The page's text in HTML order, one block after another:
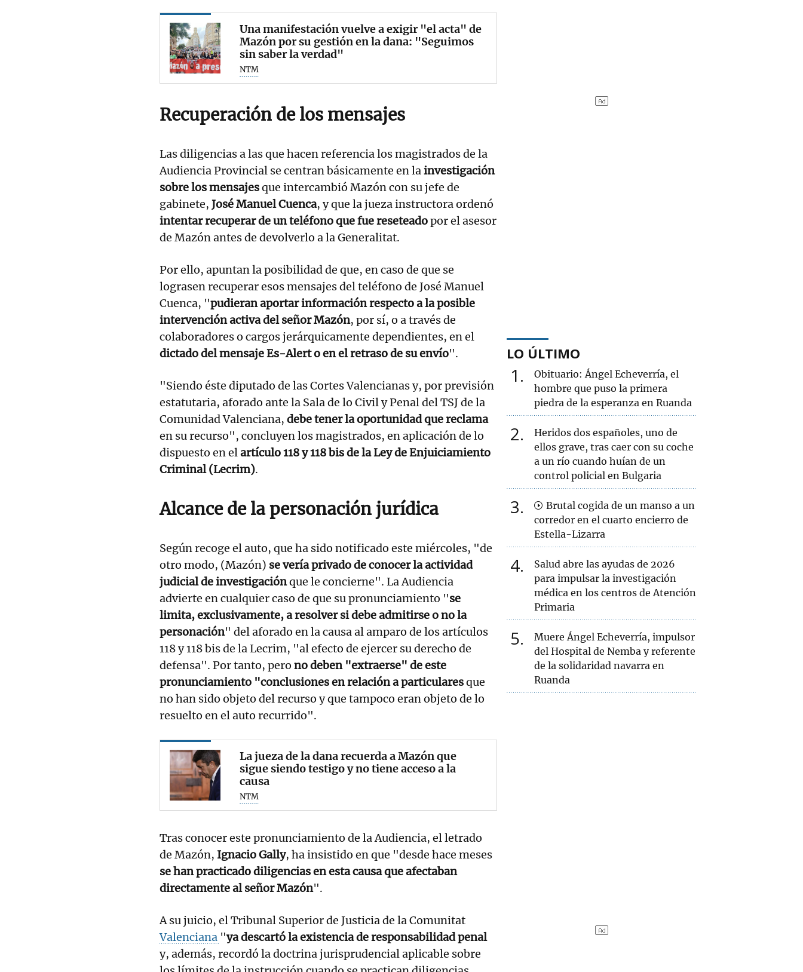
Una manifestación vuelve a exigir "el acta" de
Mazón por su gestión en la dana: "Seguimos
sin saber la verdad"
NTM
Recuperación de los mensajes
Las diligencias a las que hacen referencia los magistrados de la
Audiencia Provincial se centran básicamente en lainvestigación
sobre los mensajesque intercambió Mazón con su jefe de
gabinete, José Manuel Cuenca, y que la jueza instructora ordenó
intentar recuperar de un teléfono que fue reseteadopor el asesor
de Mazón antes de devolverlo a la Generalitat.
Por ello, apuntan la posibilidad de que, en caso de que se
lograsen recuperar esos mensajes del teléfono de José Manuel
Cuenca, "pudieran aportar información respecto a la posible
intervención activa del señor Mazón, por sí, o a través de
colaboradores o cargos jerárquicamente dependientes, en el
dictado del mensaje Es-Alert o en el retraso de su envío".
"Siendo éste diputado de las Cortes Valencianas y, por previsión
estatutaria, aforado ante la Sala de lo Civil y Penal del TSJ de la
Comunidad Valenciana, debe tener la oportunidad que reclama
en su recurso", concluyen los magistrados, en aplicación de lo
dispuesto en elartículo 118 y 118 bis de la Ley de Enjuiciamiento
Criminal (Lecrim).
Alcance de la personación jurídica
Según recoge el auto, que ha sido notificado este miércoles, "de
otro modo, (Mazón) se vería privado de conocer la actividad
judicial de investigaciónque le concierne". La Audiencia
advierte en cualquier caso de que su pronunciamiento "se
limita, exclusivamente, a resolver si debe admitirse o no la
personación" del aforado en la causa al amparo de los artículos
118 y 118 bis de la Lecrim, "al efecto de ejercer su derecho de
defensa". Por tanto, pero no deben "extraerse" de este
pronunciamiento "conclusiones en relación a particularesque
no han sido objeto del recurso y que tampoco eran objeto de lo
resuelto en el auto recurrido".
La jueza de la dana recuerda a Mazón que
sigue siendo testigo y no tiene acceso a la
causa
NTM
Tras conocer este pronunciamiento de la Audiencia, el letrado
de Mazón, Ignacio Gally, ha insistido en que "desde hace meses
se han practicado diligencias en esta causa que afectaban
directamente al señor Mazón".
A su juicio, el Tribunal Superior de Justicia de la Comunitat
Valenciana "ya descartó la existencia de responsabilidad penal
y, además, recordó la doctrina jurisprudencial aplicable sobre
LO ÚLTIMO
1
Obituario: Ángel Echeverría, el
hombre que puso la primera
piedra de la esperanza en Ruanda
2
Heridos dos españoles, uno de
ellos grave, tras caer con su coche
a un río cuando huían de un
control policial en Bulgaria
3
Brutal cogida de un manso a un
corredor en el cuarto encierro de
Estella-Lizarra
4
Salud abre las ayudas de 2026
para impulsar la investigación
médica en los centros de Atención
Primaria
5
Muere Ángel Echeverría, impulsor
del Hospital de Nemba y referente
de la solidaridad navarra en
Ruanda